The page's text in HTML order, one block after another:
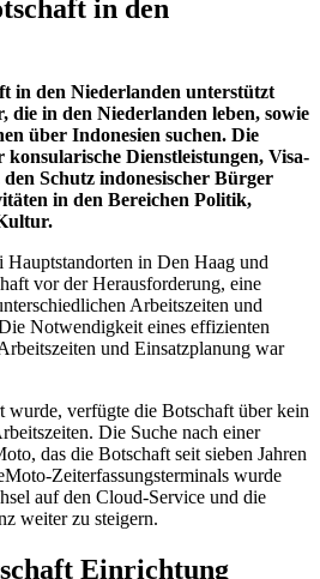
in den
in den Niederlanden unterstützt
die in den Niederlanden leben, sowie
über Indonesien suchen. Die
Dienstleistungen, Visa-
den Schutz indonesischer Bürger
in den Bereichen Politik,
in Den Haag und
vor der Herausforderung, eine
Arbeitszeiten und
Notwendigkeit eines effizienten
und Einsatzplanung war
verfügte die Botschaft über kein
Die Suche nach einer
das die Botschaft seit sieben Jahren
Zeiterfassungsterminals wurde
auf den Cloud-Service und die
weiter zu steigern.
Einrichtung